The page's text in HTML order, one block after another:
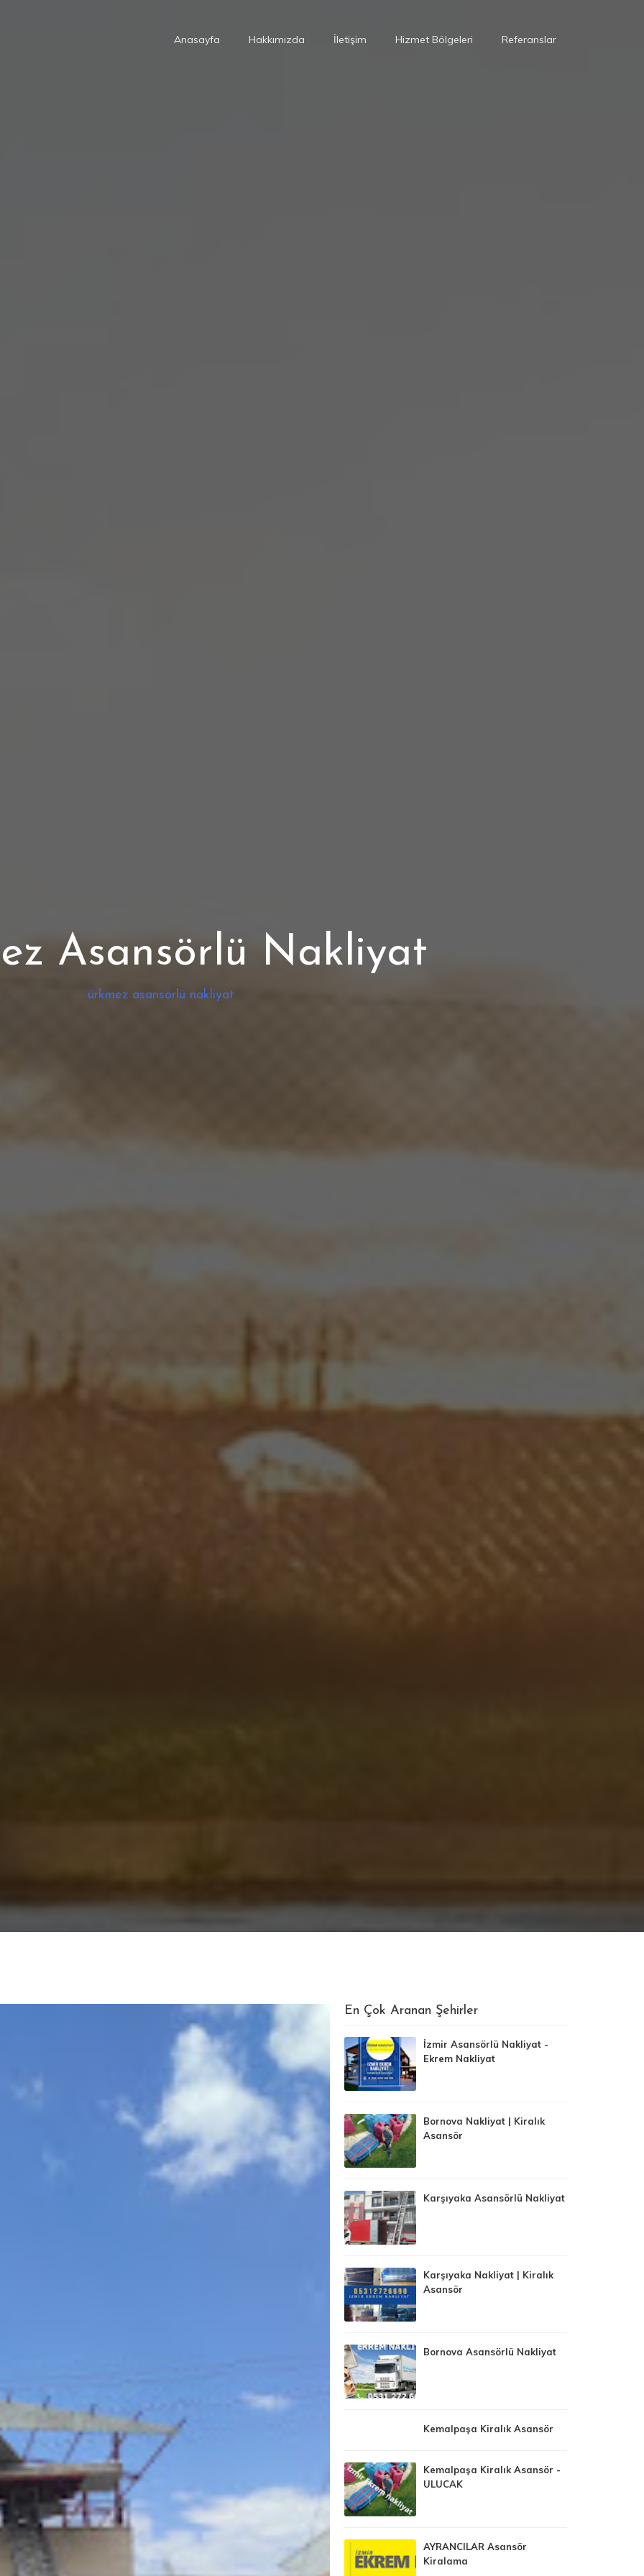
Anasayfa Hakkımızda İletişim Hizmet Bölgeleri Referanslar
Asansörlü Nakliyat
ürkmez asansörlü nakliyat
En Çok Aranan Şehirler
İzmir Asansörlü Nakliyat -
Ekrem Nakliyat
Bornova Nakliyat | Kiralık
Asansör
Karşıyaka Asansörlü Nakliyat
Karşıyaka Nakliyat | Kiralık
Asansör
Bornova Asansörlü Nakliyat
Kemalpaşa Kiralık Asansör
Kemalpaşa Kiralık Asansör -
ULUCAK
AYRANCILAR Asansör
Kiralama